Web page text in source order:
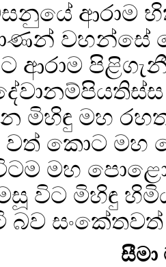
ආරාම
වහන්සේ
ආරාම
මිහිඳු මහ
වත් කොට මහ
මහ
විට මිහිඳු
බව